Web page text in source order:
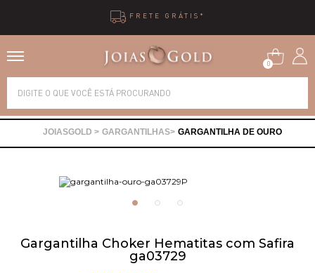
0
GARGANTILHAS GARGANTILHA DE OURO
Gargantilha Choker Hematitas com Safira
ga03729
Alianças
Brincos